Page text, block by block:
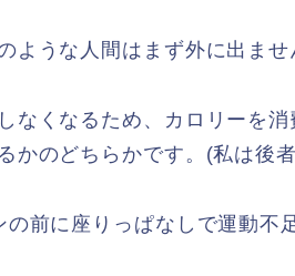
ような人間はまず外に出ませ
なくなるため、カロリーを
かのどちらかです。(私は後
の前に座りっぱなしで運動不